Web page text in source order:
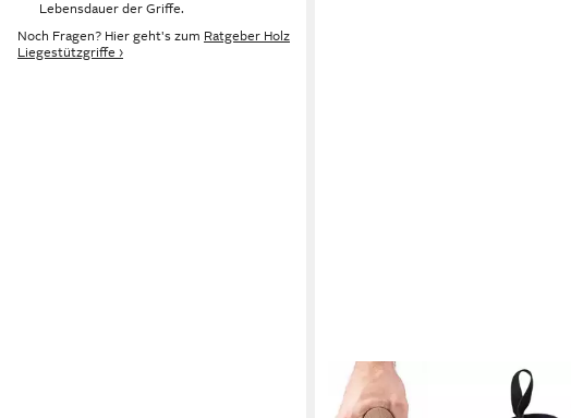
Lebensdauer der Griffe.
Noch Fragen? Hier geht's zum Ratgeber Holz
Liegestützgriffe ›